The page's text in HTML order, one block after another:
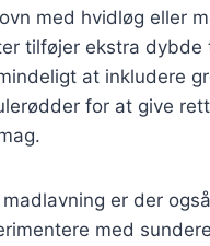
med hvidløg eller
tilføjer ekstra dybde
at inkludere
for at give
er der
med